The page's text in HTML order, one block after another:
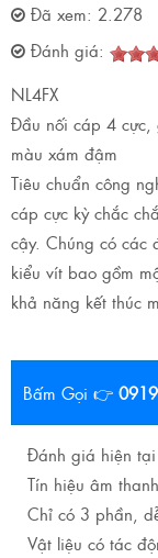
Đã xem: 2.278
Đánh giá:
NL4FX
Đầu nối cáp 4 cực,
màu xám đậm
Tiêu chuẩn công
cáp cực kỳ chắc
cậy. Chúng có các
kiểu vít bao gồm
khả năng kết thúc
Bấm Gọi 👉
Đánh giá hiện
Tín hiệu âm
Chỉ có 3 phần,
Vật liệu có tác